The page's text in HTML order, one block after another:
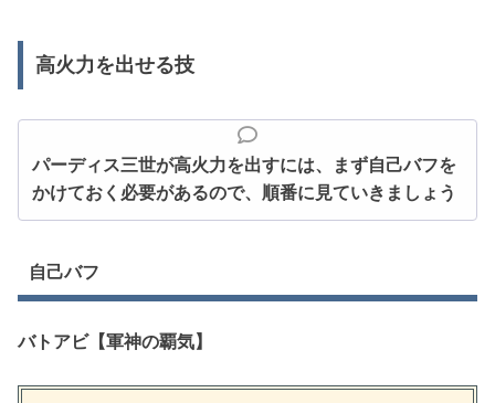
高火力を出せる技
パーディス三世が高火力を出すには、まず自己バフを
かけておく必要があるので、順番に見ていきましょう
自己バフ
バトアビ【軍神の覇気】